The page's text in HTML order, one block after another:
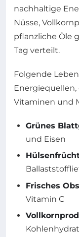
nachhaltige
Nüsse,
pflanzliche Öle
Tag verteilt.
Folgende
Vitaminen und
Grünes
und Eisen
Frisches
Vitamin C